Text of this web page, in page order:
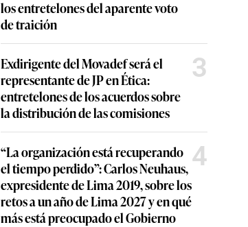
los entretelones del aparente voto
de traición
Exdirigente del Movadef será el
representante de JP en Ética:
entretelones de los acuerdos sobre
la distribución de las comisiones
3
“La organización está recuperando
el tiempo perdido”: Carlos Neuhaus,
expresidente de Lima 2019, sobre los
retos a un año de Lima 2027 y en qué
más está preocupado el Gobierno
4